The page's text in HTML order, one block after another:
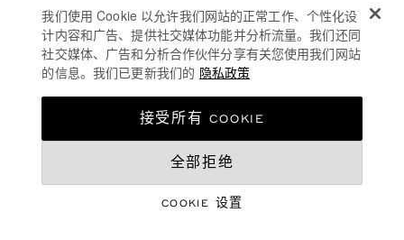
COOKIES政策
我们使用 Cookie 以允许我们网站的正常工作、个性化设
计内容和广告、提供社交媒体功能并分析流量。我们还同
社交媒体、广告和分析合作伙伴分享有关您使用我们网站
的信息。我们已更新我们的 隐私政策
COOKIE 设置
全部拒绝
接受所有 COOKIE